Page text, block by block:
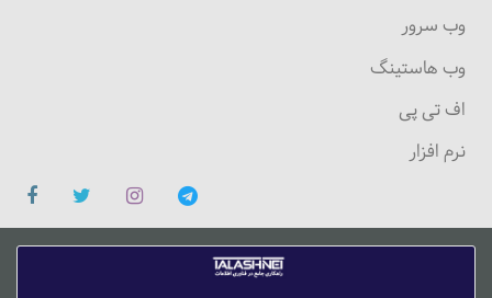
وب سرور
وب هاستینگ
اف تی پی
نرم افزار